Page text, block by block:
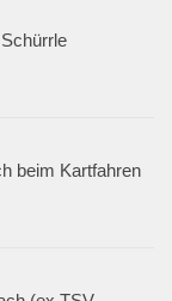
beim Kartfahren